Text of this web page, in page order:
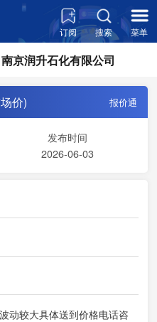
订阅 搜索 菜单
京润升石化有限公司
价) 报价通
发布时间
2026-06-03
动较大具体送到价格电话咨